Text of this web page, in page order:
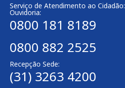
Serviço de Atendimento ao Cidadão:
Ouvidoria:
0800 181 8189
0800 882 2525
Recepção Sede:
(31) 3263 4200